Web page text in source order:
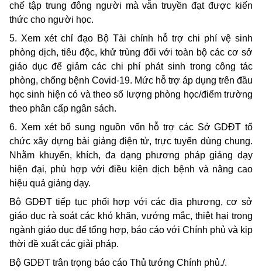
chế tập trung đông người mà vẫn truyền đạt được kiến
thức cho người học.
5. Xem xét chỉ đạo Bộ Tài chính hỗ trợ chi phí vệ sinh
phòng dịch, tiêu độc, khử trùng đối với toàn bộ các cơ sở
giáo dục để giảm các chi phí phát sinh trong công tác
phòng, chống bệnh Covid-19. Mức hỗ trợ áp dụng trên đầu
học sinh hiện có và theo số lượng phòng học/điểm trường
theo phân cấp ngân sách.
6. Xem xét bổ sung nguồn vốn hỗ trợ các Sở GDĐT tổ
chức xây dựng bài giảng điện tử, trực tuyến dùng chung.
Nhằm khuyến, khích, đa dạng phương pháp giảng dạy
hiện đại, phù hợp với điều kiện dịch bệnh và nâng cao
hiệu quả giảng dạy.
Bộ GDĐT tiếp tục phối hợp với các địa phương, cơ sở
giáo dục rà soát các khó khăn, vướng mắc, thiệt hại trong
ngành giáo dục để tổng hợp, báo cáo với Chính phủ và kịp
thời đề xuất các giải pháp.
Bộ GDĐT trân trọng báo cáo Thủ tướng Chính phủ./.